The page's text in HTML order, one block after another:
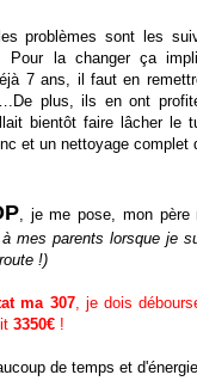
problèmes sont les
Pour la changer ça
7 ans, il faut en
plus, ils en ont
bientôt faire lâcher le
et un nettoyage complet
, je me pose, mon père
à mes parents lorsque je
!)
ma 307, je dois
3350€ !
de temps et